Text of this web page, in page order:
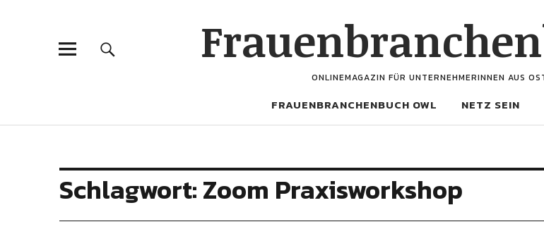
ONLINEMAGAZIN FÜR UNTERNEHMERINNEN AUS
FRAUENBRANCHENBUCH OWL NETZ SEIN
Schlagwort:Zoom Praxisworkshop